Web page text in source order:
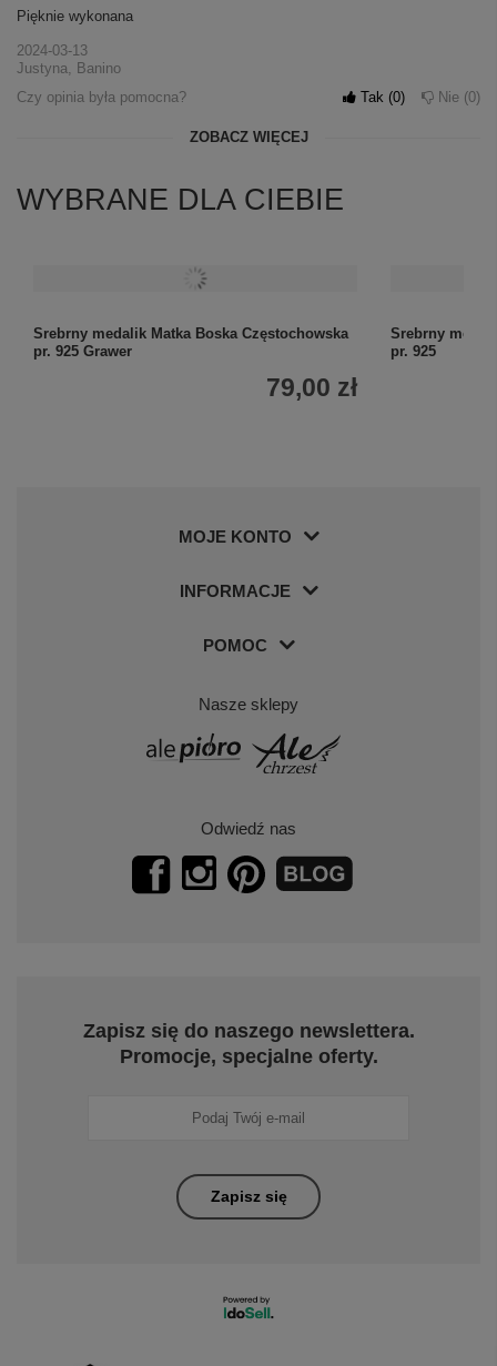
Pięknie wykonana
2024-03-13
Justyna, Banino
Czy opinia była pomocna?
Tak 0 Nie 0
ZOBACZ WIĘCEJ
WYBRANE DLA CIEBIE
Srebrny medalik Matka Boska Częstochowska
pr. 925 Grawer
79,00 zł
Srebrny
pr. 925
MOJE KONTO
INFORMACJE
POMOC
Nasze sklepy
Odwiedź nas
Zapisz się do naszego newslettera.
Promocje, specjalne oferty.
Zapisz się